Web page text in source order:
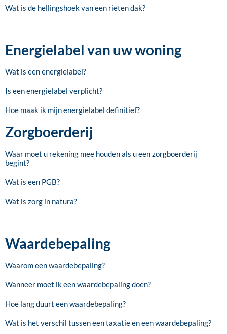
Wat is de hellingshoek van een rieten dak?
Energielabel van uw woning
Wat is een energielabel?
Is een energielabel verplicht?
Hoe maak ik mijn energielabel definitief?
Zorgboerderij
Waar moet u rekening mee houden als u een zorgboerderij
begint?
Wat is een PGB?
Wat is zorg in natura?
Waardebepaling
Waarom een waardebepaling?
Wanneer moet ik een waardebepaling doen?
Hoe lang duurt een waardebepaling?
Wat is het verschil tussen een taxatie en een waardebepaling?